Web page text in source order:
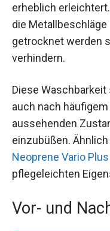
erheblich
die
getrocknet werden
verhindern.
Diese
auch nach
aussehenden
einzubüßen.
Neoprene Vario
pflegeleichten
Vor- und